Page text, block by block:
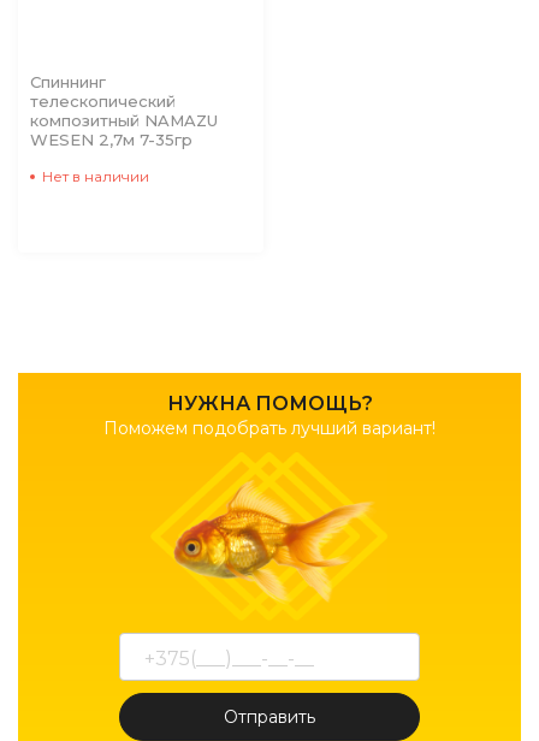
НУЖНА ПОМОЩЬ?
Поможем подобрать лучший вариант!
Отправить
Спиннинг
телескопический
композитный NAMAZU
WESEN 2,7м 7-35гр
Нет в наличии